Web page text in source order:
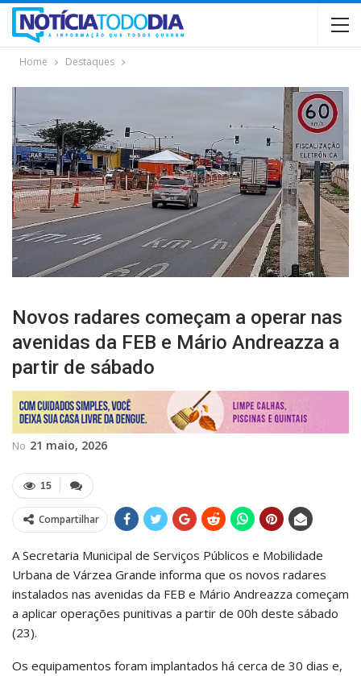
Home Destaques
Novos radares começam a operar nas
avenidas da FEB e Mário Andreazza a
partir de sábado
No 21 maio, 2026
15
Compartilhar
A Secretaria Municipal de Serviços Públicos e Mobilidade
Urbana de Várzea Grande informa que os novos radares
instalados nas avenidas da FEB e Mário Andreazza começam
a aplicar operações punitivas a partir de 00h deste sábado
(23).
Os equipamentos foram implantados há cerca de 30 dias e,